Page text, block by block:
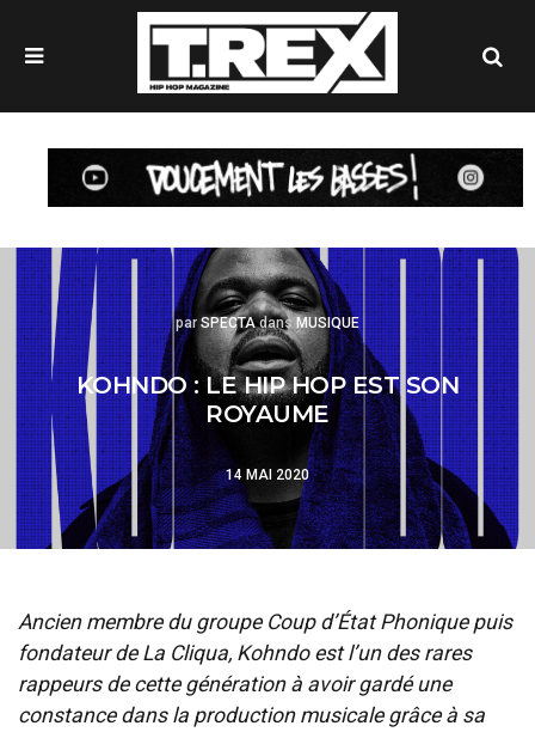
Posted
par SPECTAPosted
dans MUSIQUE
KOHNDO : LE HIP HOP EST SON
ROYAUME
14 MAI 2020
Ancien membre du groupe Coup d’État Phonique puis
fondateur de La Cliqua, Kohndo est l’un des rares
rappeurs de cette génération à avoir gardé une
constance dans la production musicale grâce à sa